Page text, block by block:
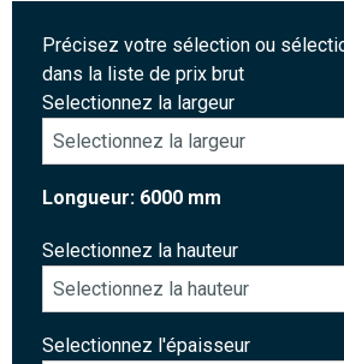
Précisez votre sélection ou
dans la liste de prix brut
Selectionnez la largeur
Longueur: 6000 mm
Selectionnez la hauteur
Selectionnez l'épaisseur